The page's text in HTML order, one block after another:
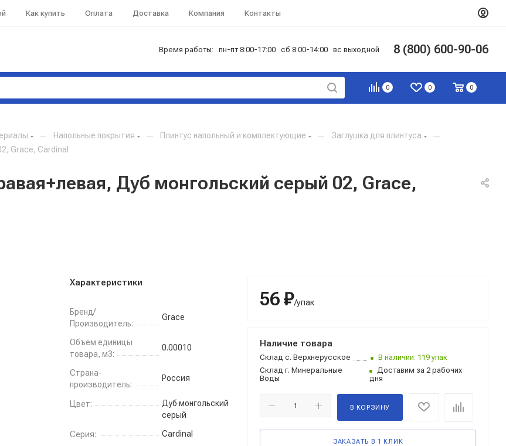
Как купить Оплата Доставка Компания Контакты
Время работы: пн-пт 8:00-17:00 сб 8:00-14:00 вс выходной 8 (800) 600-90-06
0 0 0
— Напольные покрытия — Плинтус напольный и комплектующие — Заглушка для плинтуса —
Grace, Cardinal
Дуб монгольский серый 02, Grace,
Характеристики
Бренд/
Производитель:
Grace
Объем единицы
товара, м3:
0.00010
Страна-
производитель:
Россия
Цвет:
Дуб монгольский
серый
Серия: Cardinal
56 ₽/упак
Наличие товара
Склад с. Верхнерусское
В наличии: 119 упак
Склад г. Минеральные
Воды
Доставим за 2 рабочих
дня
В КОРЗИНУ
ЗАКАЗАТЬ В 1 КЛИК